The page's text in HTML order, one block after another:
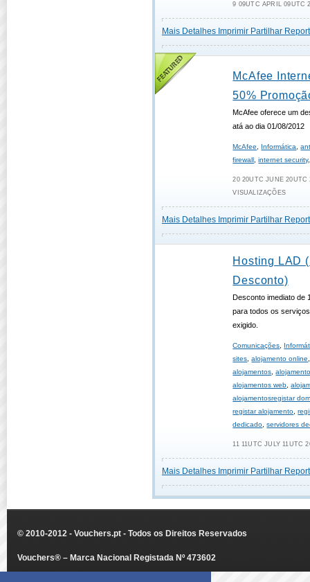
9 09UTC APRIL 09UTC
Mais Detalhes Imprimir Partilhar
McAfee
50%
McAfee oferece um
atá ao dia 01/08/2012
McAfee Informática ,
firewall ,internet security
20 20UTC JUNE 20UTC
VISUALIZAÇÕES
Mais Detalhes Imprimir Partilhar
Hosting LAD
Desconto)
Desconto imediato de
para todos os
exigido.
Comunicações
sites ,alojamento online
alojamentos ,
alojamentos web ,
alojamentosregistar
registar alojamento ,
dedicado ,servidores
11 11UTC JULY 11UTC
Mais Detalhes Imprimir Partilhar
© 2010-2012 - Vouchers.pt - Todos os Direitos Reservados
Vouchers® – Marca Nacional Registada Nº 473602